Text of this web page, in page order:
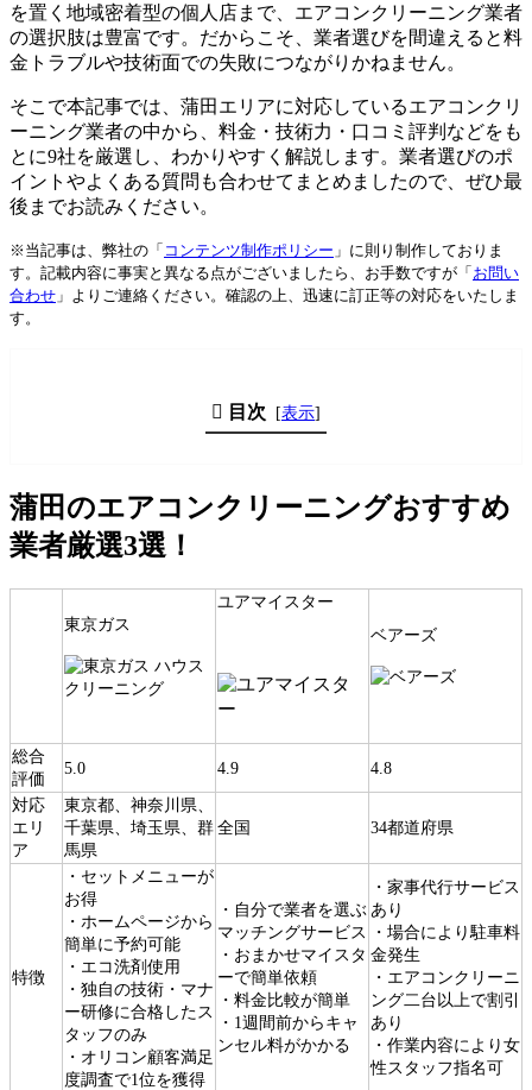
を置く地域密着型の個人店まで、エアコンクリーニング業者
の選択肢は豊富です。だからこそ、業者選びを間違えると料
金トラブルや技術面での失敗につながりかねません。
そこで本記事では、蒲田エリアに対応しているエアコンクリ
ーニング業者の中から、料金・技術力・口コミ評判などをも
とに9社を厳選し、わかりやすく解説します。業者選びのポ
イントやよくある質問も合わせてまとめましたので、ぜひ最
後までお読みください。
※当記事は、弊社の「 コンテンツ制作ポリシー 」に則り制作しておりま
す。記載内容に事実と異なる点がございましたら、お手数ですが「 お問い
合わせ 」よりご連絡ください。確認の上、迅速に訂正等の対応をいたしま
す。
目次 [表示]
蒲田のエアコンクリーニングおすすめ
業者厳選3選！
東京ガス
ユアマイスター
ベアーズ
総合
評価
5.0 4.9
4.8
対応
エリ
ア
東京都、神奈川県、
千葉県、埼玉県、群
馬県
全国 34都道府県
特徴
・セットメニューが
お得
・ホームページから
簡単に予約可能
・エコ洗剤使用
・独自の技術・マナ
ー研修に合格したス
タッフのみ
・オリコン顧客満足
度調査で1位を獲得
・自分で業者を選ぶ
マッチングサービス
・おまかせマイスタ
ーで簡単依頼
・料金比較が簡単
・1週間前からキャ
ンセル料がかかる
・家事代行サービス
あり
・場合により駐車料
金発生
・エアコンクリーニ
ング二台以上で割引
あり
・作業内容により女
性スタッフ指名可